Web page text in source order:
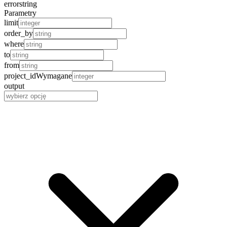
errorstring
Parametry
limit
order_by
where
to
from
project_idWymagane
output